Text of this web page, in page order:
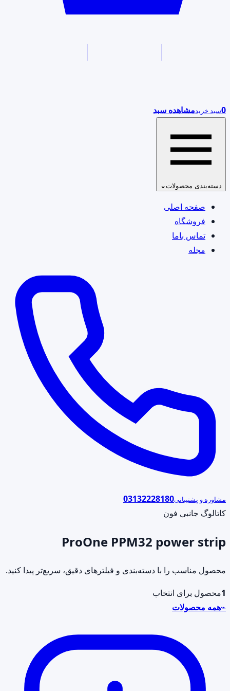
0سبد خریدمشاهده سبد
دسته‌بندی محصولات⌄
صفحه اصلی
فروشگاه
تماس باما
مجله
مشاوره و پشتیبانی03132228180
کاتالوگ جانبی فون
ProOne PPM32 power strip
محصول مناسب را با دسته‌بندی و فیلترهای دقیق، سریع‌تر پیدا کنید.
1محصول برای انتخاب
⌁همه محصولات